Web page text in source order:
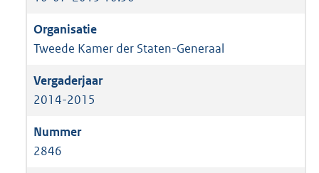
Tweede Kamer der Staten-Generaal
2014-2015
2846